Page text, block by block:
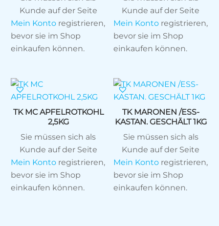
Kunde auf der Seite
Mein Konto registrieren,
bevor sie im Shop
einkaufen können.
Kunde auf der Seite
Mein Konto registrieren,
bevor sie im Shop
einkaufen können.
TK MC APFELROTKOHL
2,5KG
Sie müssen sich als
Kunde auf der Seite
Mein Konto registrieren,
bevor sie im Shop
einkaufen können.
TK MARONEN /ESS-
KASTAN. GESCHÄLT 1KG
Sie müssen sich als
Kunde auf der Seite
Mein Konto registrieren,
bevor sie im Shop
einkaufen können.